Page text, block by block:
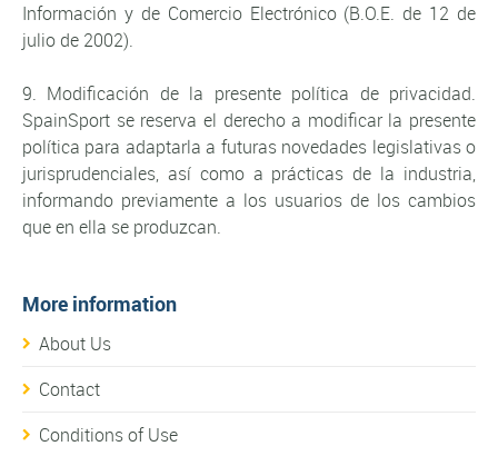
Información y de Comercio Electrónico (B.O.E. de 12 de
julio de 2002).
9. Modificación de la presente política de privacidad.
SpainSport se reserva el derecho a modificar la presente
política para adaptarla a futuras novedades legislativas o
jurisprudenciales, así como a prácticas de la industria,
informando previamente a los usuarios de los cambios
que en ella se produzcan.
More information
About Us
Contact
Conditions of Use